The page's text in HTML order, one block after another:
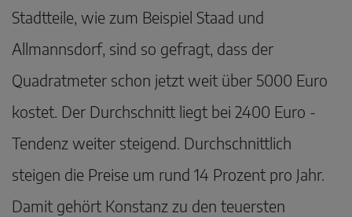
Stadtteile, wie zum Beispiel Staad und
Allmannsdorf, sind so gefragt, dass der
Quadratmeter schon jetzt weit über 5000 Euro
kostet. Der Durchschnitt liegt bei 2400 Euro -
Tendenz weiter steigend. Durchschnittlich
steigen die Preise um rund 14 Prozent pro Jahr.
Damit gehört Konstanz zu den teuersten